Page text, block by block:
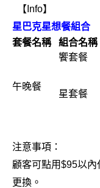
【Info】
星巴克星想餐組合
套餐名稱
組合名稱
午晚餐
饗套餐
星套餐
注意事項：
顧客可點用$95以
更換。